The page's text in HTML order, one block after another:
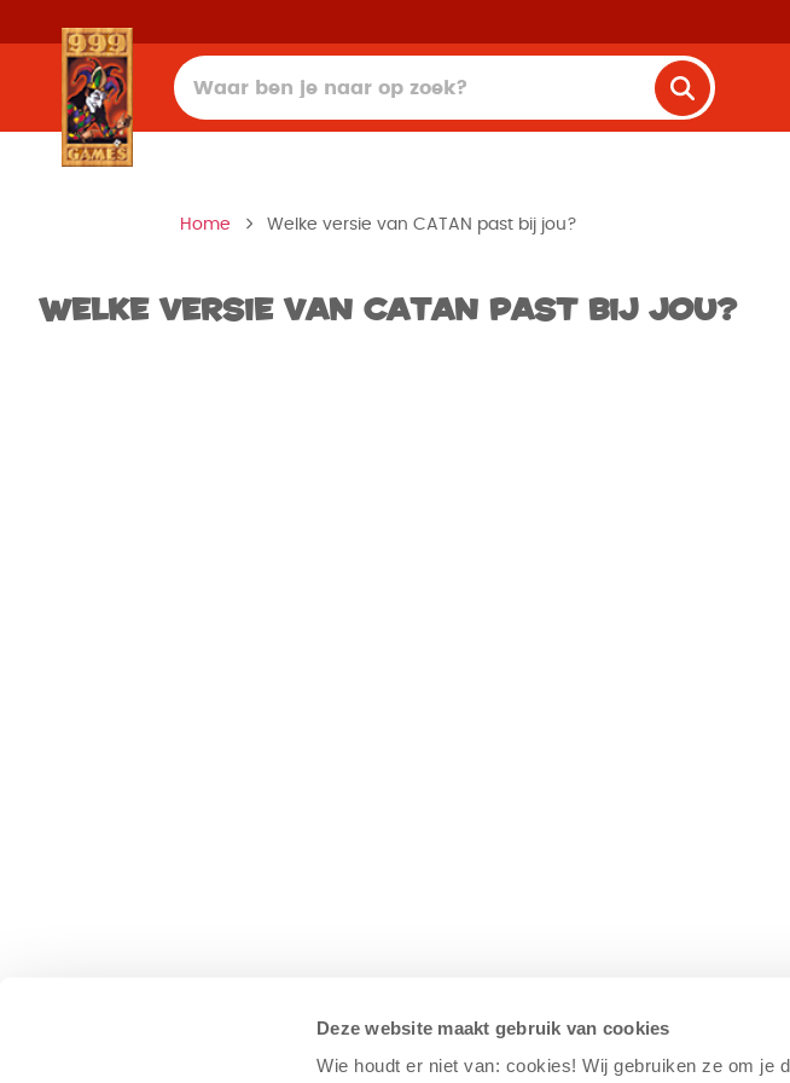
Deze website maakt gebruik van cookies
Wie houdt er niet van: cookies! Wij gebruiken ze om je
Home Welke versie van CATAN past bij jou?
Welke versie van CATAN past bij jou?